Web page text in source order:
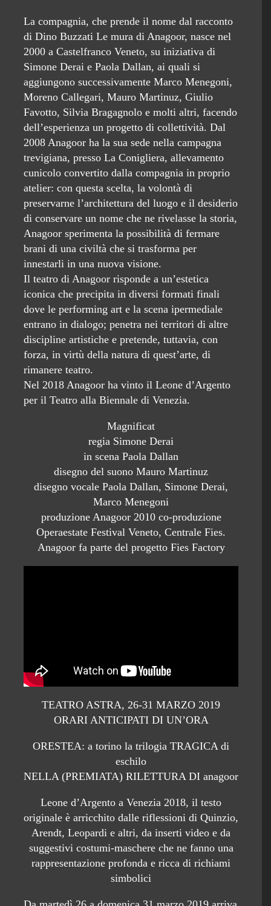
La compagnia, che prende il nome dal racconto
di Dino Buzzati Le mura di Anagoor, nasce nel
2000 a Castelfranco Veneto, su iniziativa di
Simone Derai e Paola Dallan, ai quali si
aggiungono successivamente Marco Menegoni,
Moreno Callegari, Mauro Martinuz, Giulio
Favotto, Silvia Bragagnolo e molti altri, facendo
dell’esperienza un progetto di collettività. Dal
2008 Anagoor ha la sua sede nella campagna
trevigiana, presso La Conigliera, allevamento
cunicolo convertito dalla compagnia in proprio
atelier: con questa scelta, la volontà di
preservarne l’architettura del luogo e il desiderio
di conservare un nome che ne rivelasse la storia,
Anagoor sperimenta la possibilità di fermare
brani di una civiltà che si trasforma per
innestarli in una nuova visione.
Il teatro di Anagoor risponde a un’estetica
iconica che precipita in diversi formati finali
dove le performing art e la scena ipermediale
entrano in dialogo; penetra nei territori di altre
discipline artistiche e pretende, tuttavia, con
forza, in virtù della natura di quest’arte, di
rimanere teatro.
Nel 2018 Anagoor ha vinto il Leone d’Argento
per il Teatro alla Biennale di Venezia.
Magnificat
regia Simone Derai
in scena Paola Dallan
disegno del suono Mauro Martinuz
disegno vocale Paola Dallan, Simone Derai,
Marco Menegoni
produzione Anagoor 2010 co-produzione
Operaestate Festival Veneto, Centrale Fies.
Anagoor fa parte del progetto Fies Factory
TEATRO ASTRA, 26-31 MARZO 2019
ORARI ANTICIPATI DI UN’ORA
ORESTEA: a torino la trilogia TRAGICA di
eschilo
NELLA (PREMIATA) RILETTURA DI anagoor
Leone d’Argento a Venezia 2018, il testo
originale è arricchito dalle riflessioni di Quinzio,
Arendt, Leopardi e altri, da inserti video e da
suggestivi costumi-maschere che ne fanno una
rappresentazione profonda e ricca di richiami
simbolici